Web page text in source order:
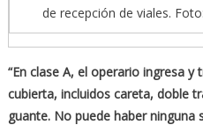
de recepción de viales.
“En clase A, el operario ingresa
cubierta, incluidos careta, doble
guante. No puede haber ninguna